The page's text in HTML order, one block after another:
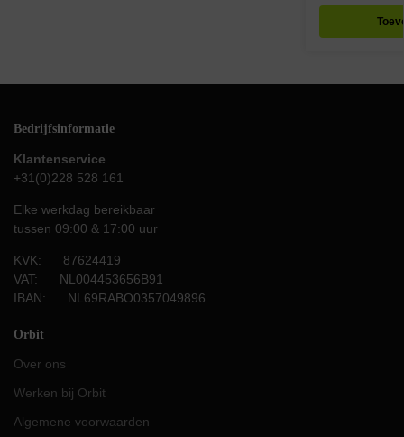
Bedrijfsinformatie
Klantenservice
+31(0)228 528 161
Elke werkdag bereikbaar
tussen 09:00 & 17:00 uur
KVK: 87624419
VAT: NL004453656B91
IBAN: NL69RABO0357049896
Orbit
Over ons
Werken bij Orbit
Algemene voorwaarden